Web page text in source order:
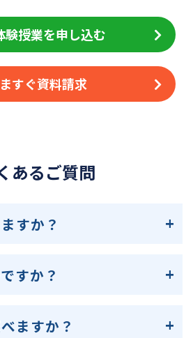
験授業を申し込む
すぐ資料請求
あるご質問
すか？
すか？
ますか？